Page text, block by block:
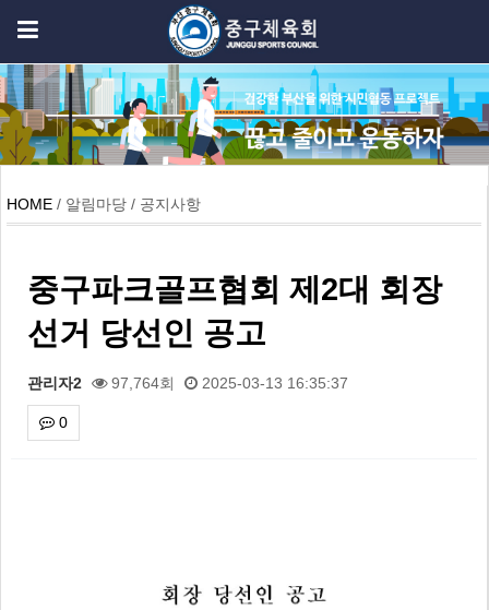
HOME / 알림마당 / 공지사항
중구파크골프협회 제2대 회장
선거 당선인 공고
관리자2 97,764회 2025-03-13 16:35:37
0